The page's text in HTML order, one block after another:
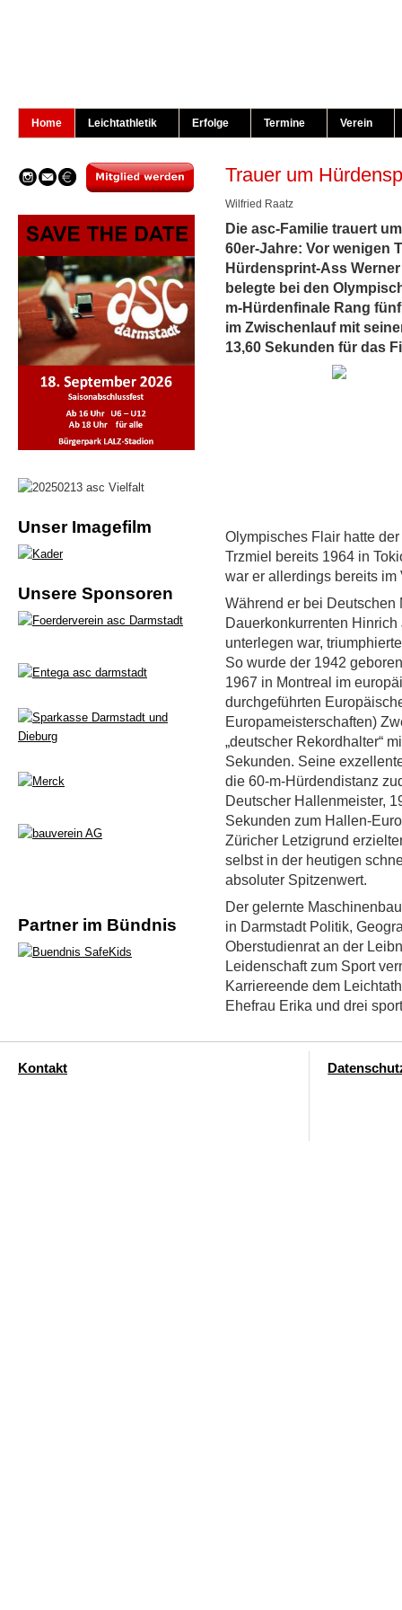
Home Leichtathletik Erfolge Termine Verein
Unser Imagefilm
Unsere Sponsoren
Partner im Bündnis
Trauer um
Wilfried Raatz
Die asc-Familie trauert
60er-Jahre: Vor wenigen
Hürdensprint-Ass
belegte bei den
m-Hürdenfinale Rang
im Zwischenlauf mit
13,60 Sekunden für das
Olympisches Flair hatte
Trzmiel bereits 1964 in
war er allerdings bereits
Während er bei Deutschen
Dauerkonkurrenten
unterlegen war,
So wurde der 1942
1967 in Montreal im
durchgeführten
Europameisterschaften)
„deutscher Rekordhalter“
Sekunden. Seine
die 60-m-Hürdendistanz
Deutscher Hallenmeister,
Sekunden zum Hallen-
Züricher Letzigrund
selbst in der heutigen
absoluter Spitzenwert.
Der gelernte
in Darmstadt Politik,
Oberstudienrat an der
Leidenschaft zum Sport
Karriereende dem
Ehefrau Erika und drei
Kontakt